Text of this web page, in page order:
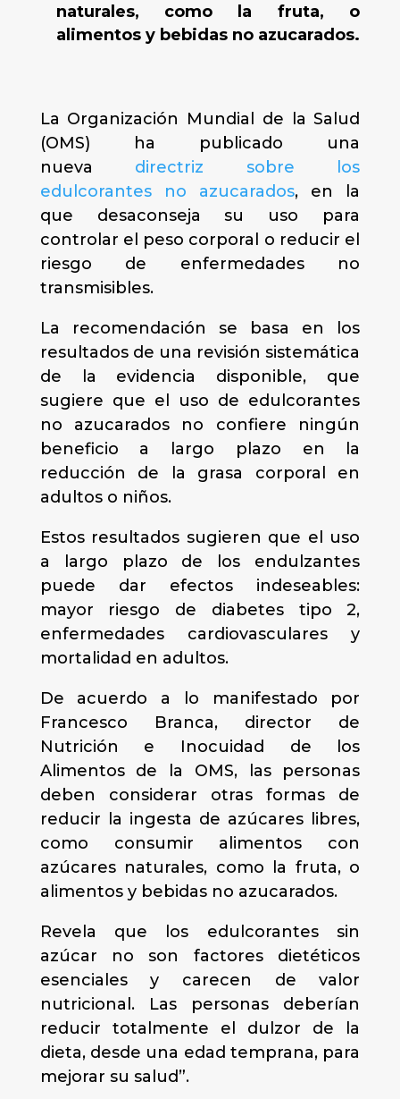
naturales, como la fruta, o
alimentos y bebidas no azucarados.
La Organización Mundial de la Salud
(OMS) ha publicado una
nueva directriz sobre los
edulcorantes no azucarados, en la
que desaconseja su uso para
controlar el peso corporal o reducir el
riesgo de enfermedades no
transmisibles.
La recomendación se basa en los
resultados de una revisión sistemática
de la evidencia disponible, que
sugiere que el uso de edulcorantes
no azucarados no confiere ningún
beneficio a largo plazo en la
reducción de la grasa corporal en
adultos o niños.
Estos resultados sugieren que el uso
a largo plazo de los endulzantes
puede dar efectos indeseables:
mayor riesgo de diabetes tipo 2,
enfermedades cardiovasculares y
mortalidad en adultos.
De acuerdo a lo manifestado por
Francesco Branca, director de
Nutrición e Inocuidad de los
Alimentos de la OMS, las personas
deben considerar otras formas de
reducir la ingesta de azúcares libres,
como consumir alimentos con
azúcares naturales, como la fruta, o
alimentos y bebidas no azucarados.
Revela que los edulcorantes sin
azúcar no son factores dietéticos
esenciales y carecen de valor
nutricional. Las personas deberían
reducir totalmente el dulzor de la
dieta, desde una edad temprana, para
mejorar su salud”.